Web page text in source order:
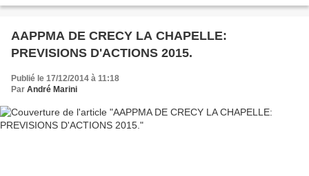
AAPPMA DE CRECY LA CHAPELLE:
PREVISIONS D'ACTIONS 2015.
Publié le 17/12/2014 à 11:18
Par André Marini